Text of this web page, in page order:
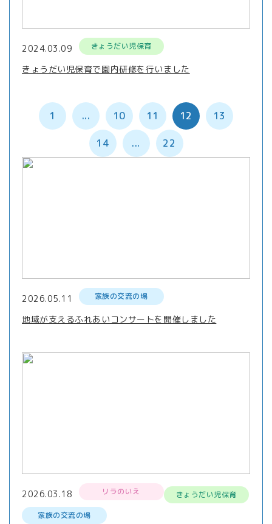
2024.03.09 きょうだい児保育
きょうだい児保育で園内研修を行いました
1 ... 10 11 12 13
14 ... 22
2026.05.11 家族の交流の場
地域が支えるふれあいコンサートを開催しました
2026.03.18 リラのいえ
きょうだい児保育
家族の交流の場